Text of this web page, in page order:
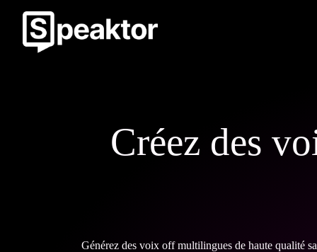
Créez des
Générez des voix off multilingues de haute qualité